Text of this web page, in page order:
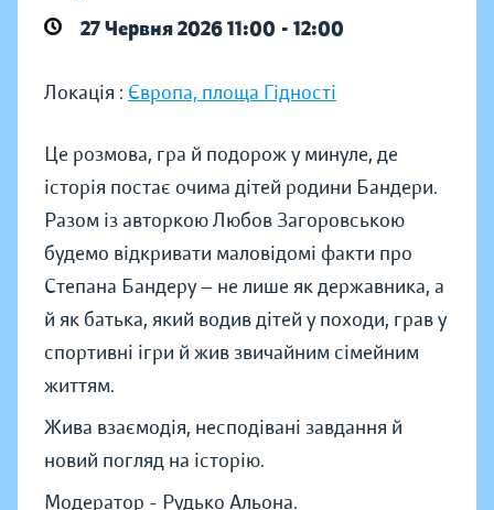
27 Червня 2026 11:00 - 12:00
Локація : Європа, площа Гідності
Це розмова, гра й подорож у минуле, де
історія постає очима дітей родини Бандери.
Разом із авторкою Любов Загоровською
будемо відкривати маловідомі факти про
Степана Бандеру — не лише як державника, а
й як батька, який водив дітей у походи, грав у
спортивні ігри й жив звичайним сімейним
життям.
Жива взаємодія, несподівані завдання й
новий погляд на історію.
Модератор - Рудько Альона.